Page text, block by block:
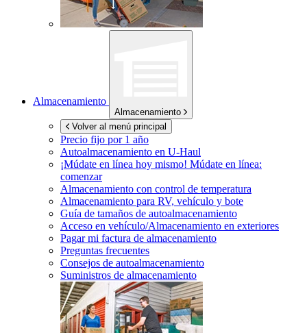
Almacenamiento
Almacenamiento
Volver al menú principal
Precio fijo por 1 año
Autoalmacenamiento en U-Haul
¡Múdate en línea hoy mismo! Múdate en línea:
comenzar
Almacenamiento con control de temperatura
Almacenamiento para RV, vehículo y bote
Guía de tamaños de autoalmacenamiento
Acceso en vehículo/Almacenamiento en exteriores
Pagar mi factura de almacenamiento
Preguntas frecuentes
Consejos de autoalmacenamiento
Suministros de almacenamiento